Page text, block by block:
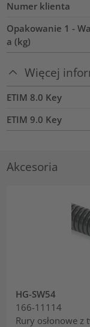
Numer klienta
Opakowanie 1 -
a (kg)
Więcej
ETIM 8.0 Key
ETIM 9.0 Key
Akcesoria
HG-SW54
166-11114
Rury osłonowe z